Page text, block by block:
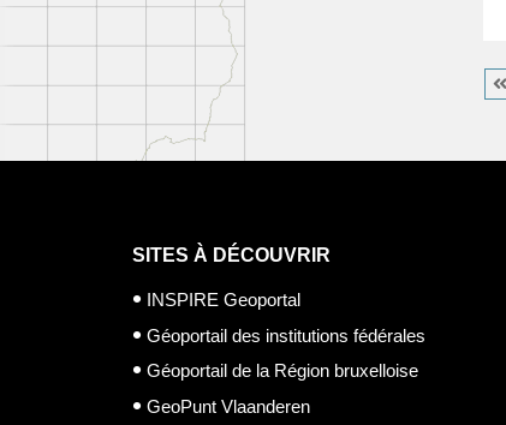
SITES À DÉCOUVRIR
INSPIRE Geoportal
Géoportail des institutions fédérales
Géoportail de la Région bruxelloise
GeoPunt Vlaanderen